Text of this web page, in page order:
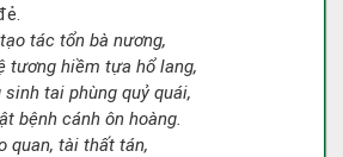
tác tổn bà nương,
tương hiềm tựa hổ lang,
tai phùng quỷ quái,
bệnh cánh ôn hoàng.
quan, tài thất tán,